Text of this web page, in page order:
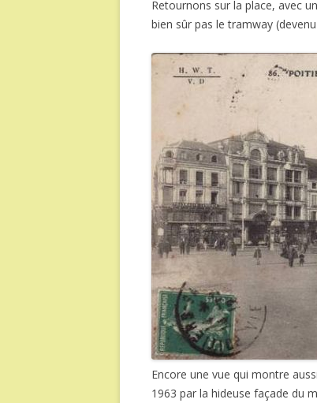
Retournons sur la place, avec
bien sûr pas le tramway
Encore une vue qui montre
1963 par la hideuse façade du